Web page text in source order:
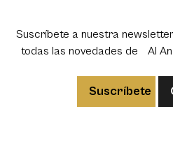
Suscríbete a nuestra
todas las novedades de Al
Suscríbete